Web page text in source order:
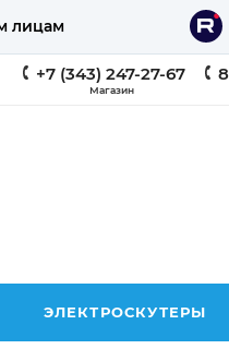
лицам
+7 (343) 247-27-67
Магазин
ЭЛЕКТРОСКУТЕРЫ